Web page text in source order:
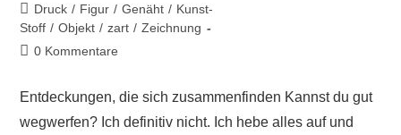
Druck / Figur / Genäht / Kunst-
Stoff / Objekt / zart / Zeichnung
0 Kommentare
Entdeckungen, die sich zusammenfinden Kannst du gut
wegwerfen? Ich definitiv nicht. Ich hebe alles auf und